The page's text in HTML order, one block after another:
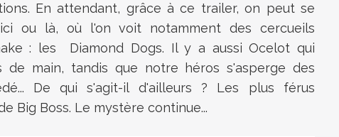
En attendant, grâce à ce trailer, on peut se
ou là, où l'on voit notamment des cercueils
: les Diamond Dogs. Il y a aussi Ocelot qui
de main, tandis que notre héros s'asperge des
De qui s'agit-il d'ailleurs ? Les plus férus
Big Boss. Le mystère continue...